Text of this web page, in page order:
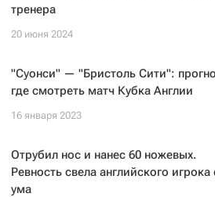
тренера
20 июня 2024
"Суонси" — "Бристоль Сити":
где смотреть матч Кубка Англии
16 января 2023
Отрубил нос и нанес 60 ножевых.
Ревность свела английского игрока
ума